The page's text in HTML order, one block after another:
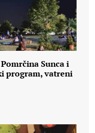
Sunca i
program, vatreni